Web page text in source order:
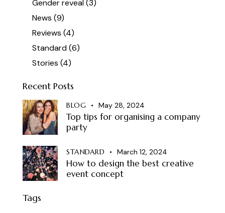
Gender reveal(3)
News (9)
Reviews (4)
Standard(6)
Stories (4)
Recent Posts
BLOG May 28, 2024
Top tips for organising a company
party
STANDARD March 12, 2024
How to design the best creative
event concept
Tags